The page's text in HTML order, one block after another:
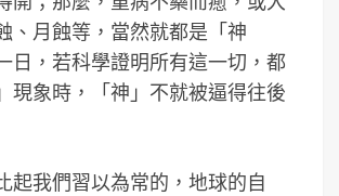
、月蝕等，當然就都是「神
日，若科學證明所有這一切，都
現象時，「神」不就被逼得往後
起我們習以為常的，地球的自